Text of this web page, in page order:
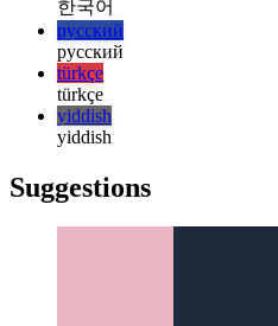
日本語
한국어
한국어
русский
русский
türkçe
türkçe
yiddish
yiddish